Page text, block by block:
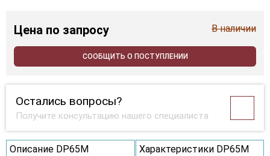
Цена по запросу В наличии
СООБЩИТЬ О ПОСТУПЛЕНИИ
Остались вопросы?
Получите консультацию нашего специалиста
Описание DP65M
Характеристики DP65M